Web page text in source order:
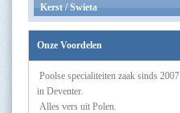
Kerst / Swieta
Onze Voordelen
Poolse specialiteiten zaak sinds 2007
in Deventer.
Alles vers uit Polen.